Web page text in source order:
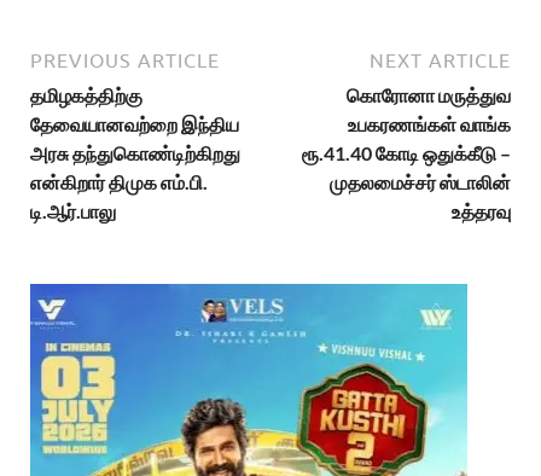
PREVIOUS ARTICLE
தமிழகத்திற்கு
தேவையானவற்றை இந்திய
அரசு தந்துகொண்டிற்கிறது
என்கிறார் திமுக எம்.பி.
டி.ஆர்.பாலு
NEXT ARTICLE
கொரோனா மருத்துவ
உபகரணங்கள் வாங்க
ரூ.41.40 கோடி ஒதுக்கீடு –
முதலமைச்சர் ஸ்டாலின்
உத்தரவு